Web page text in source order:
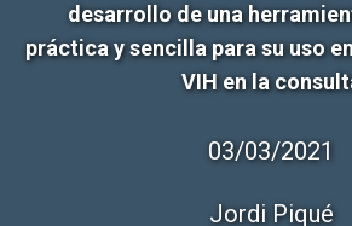
desarrollo de una
práctica y sencilla para su uso
VIH en la
03/03/2021
Jordi Piqué